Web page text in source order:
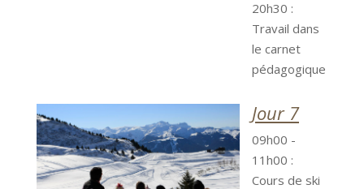
20h30 :
Travail dans
le carnet
pédagogique
Jour 7
09h00 -
11h00 :
Cours de ski